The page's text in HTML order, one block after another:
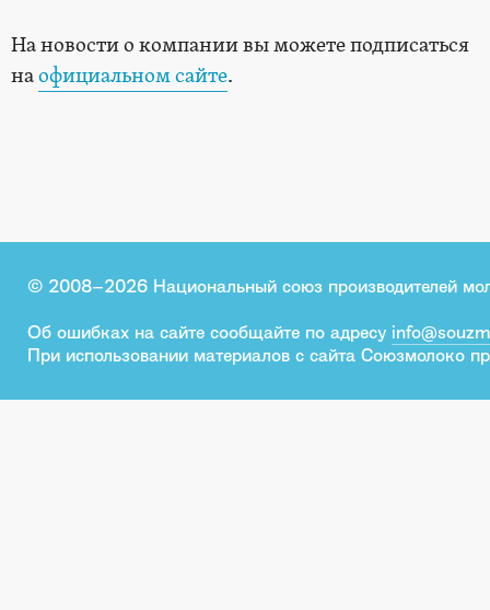
На новости о компании вы можете подписаться
наофициальном сайте.
© 2008–2026 Национальный союз производителей
Об ошибках на сайте сообщайте по адресу
При использовании материалов с сайта Союзмолоко